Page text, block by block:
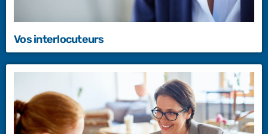
Vos interlocuteurs